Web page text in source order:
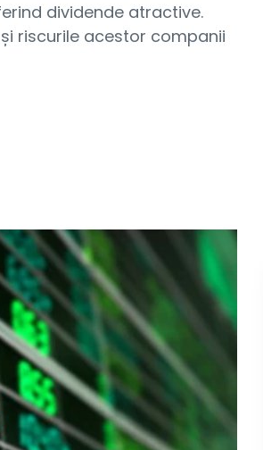
dividende atractive.
riscurile acestor companii